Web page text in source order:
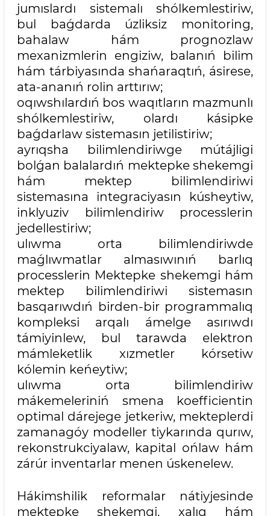
jumıslardı sistemalı shólkemlestiriw,
bul baǵdarda úzliksiz monitoring,
bahalaw hám prognozlaw
mexanizmlerin engiziw, balanıń bilim
hám tárbiyasında shańaraqtıń, ásirese,
ata-ananıń rolin arttırıw;
oqıwshılardıń bos waqıtların mazmunlı
shólkemlestiriw, olardı kásipke
baǵdarlaw sistemasın jetilistiriw;
ayrıqsha bilimlendiriwge mútájligi
bolǵan balalardıń mektepke shekemgi
hám mektep bilimlendiriwi
sistemasına integraciyasın kúsheytiw,
inklyuziv bilimlendiriw processlerin
jedellestiriw;
ulıwma orta bilimlendiriwde
maǵlıwmatlar almasıwınıń barlıq
processlerin Mektepke shekemgi hám
mektep bilimlendiriwi sistemasın
basqarıwdıń birden-bir programmalıq
kompleksi arqalı ámelge asırıwdı
támiyinlew, bul tarawda elektron
mámleketlik xızmetler kórsetiw
kólemin keńeytiw;
ulıwma orta bilimlendiriw
mákemeleriniń smena koefficientin
optimal dárejege jetkeriw, mekteplerdi
zamanagóy modeller tiykarında qurıw,
rekonstrukciyalaw, kapital ońlaw hám
zárúr inventarlar menen úskenelew.
Hákimshilik reformalar nátiyjesinde
mektepke shekemgi, xalıq hám